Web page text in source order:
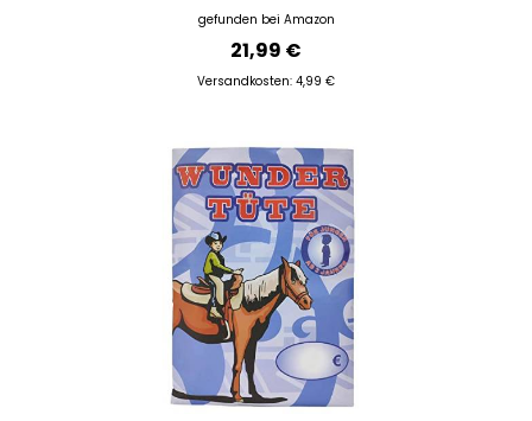
gefunden bei Amazon
21,99 €
Versandkosten: 4,99 €